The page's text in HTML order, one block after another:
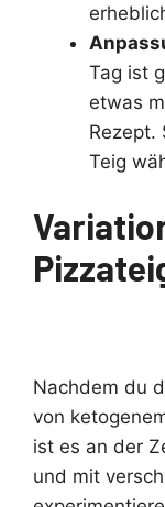
Tag ist
etwas
Rezept.
Teig
Nachdem du
von
ist es an der
und mit